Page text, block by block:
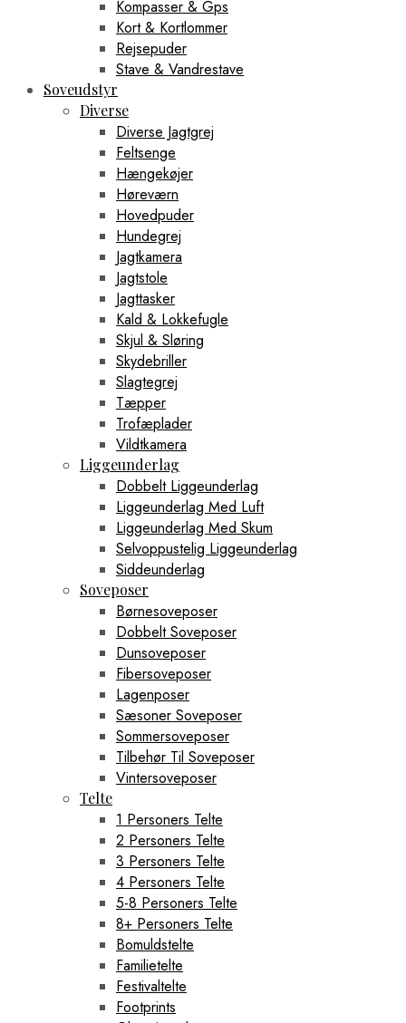
Kompasser & Gps
Kort & Kortlommer
Rejsepuder
Stave & Vandrestave
Soveudstyr
Diverse
Diverse Jagtgrej
Feltsenge
Hængekøjer
Høreværn
Hovedpuder
Hundegrej
Jagtkamera
Jagtstole
Jagttasker
Kald & Lokkefugle
Skjul & Sløring
Skydebriller
Slagtegrej
Tæpper
Trofæplader
Vildtkamera
Liggeunderlag
Dobbelt Liggeunderlag
Liggeunderlag Med Luft
Liggeunderlag Med Skum
Selvoppustelig Liggeunderlag
Siddeunderlag
Soveposer
Børnesoveposer
Dobbelt Soveposer
Dunsoveposer
Fibersoveposer
Lagenposer
Sæsoner Soveposer
Sommersoveposer
Tilbehør Til Soveposer
Vintersoveposer
Telte
1 Personers Telte
2 Personers Telte
3 Personers Telte
4 Personers Telte
5-8 Personers Telte
8+ Personers Telte
Bomuldstelte
Familietelte
Festivaltelte
Footprints